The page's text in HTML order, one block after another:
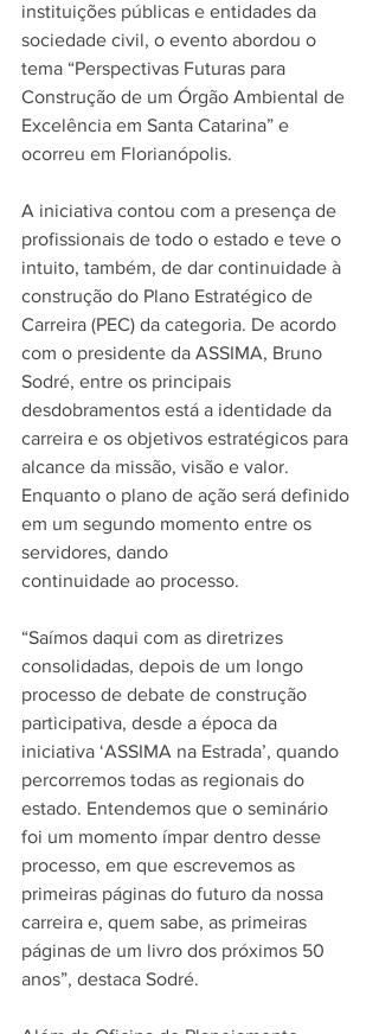
instituições públicas e entidades da
sociedade civil, o evento abordou o
tema “Perspectivas Futuras para
Construção de um Órgão Ambiental de
Excelência em Santa Catarina” e
ocorreu em Florianópolis.
A iniciativa contou com a presença de
profissionais de todo o estado e teve o
intuito, também, de dar continuidade à
construção do Plano Estratégico de
Carreira (PEC) da categoria. De acordo
com o presidente da ASSIMA, Bruno
Sodré, entre os principais
desdobramentos está a identidade da
carreira e os objetivos estratégicos para
alcance da missão, visão e valor.
Enquanto o plano de ação será definido
em um segundo momento entre os
servidores, dando
continuidade ao processo.
“Saímos daqui com as diretrizes
consolidadas, depois de um longo
processo de debate de construção
participativa, desde a época da
iniciativa ‘ASSIMA na Estrada’, quando
percorremos todas as regionais do
estado. Entendemos que o seminário
foi um momento ímpar dentro desse
processo, em que escrevemos as
primeiras páginas do futuro da nossa
carreira e, quem sabe, as primeiras
páginas de um livro dos próximos 50
anos”, destaca Sodré.